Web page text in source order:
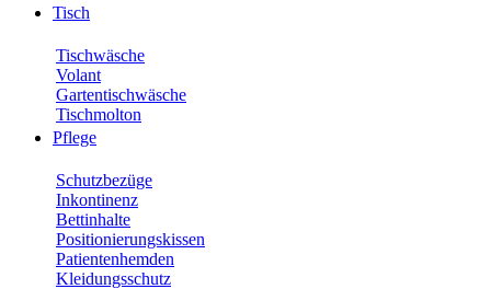
Tisch
Tischwäsche
Volant
Gartentischwäsche
Tischmolton
Pflege
Schutzbezüge
Inkontinenz
Bettinhalte
Positionierungskissen
Patientenhemden
Kleidungsschutz